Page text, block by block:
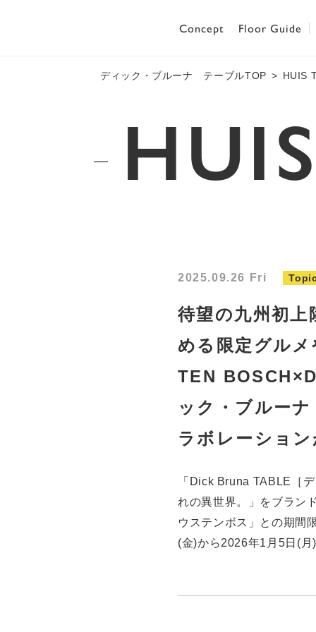
Floor Guide
Concept
ディック・ブルーナ テーブルTOP HUIS
2025.09.26 Fri
待望の九州初
める限定グル
TEN
ック・ブルー
ラボレーショ
「Dick Bruna TABLE［
れの異世界。」をブラン
ウステンボス」との期間
(金)から2026年1月5日(月